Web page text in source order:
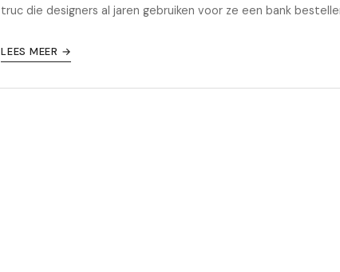
truc die designers al jaren gebruiken voor ze een bank
LEES MEER →